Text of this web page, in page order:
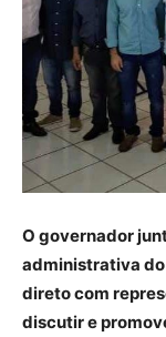
O governador
administrativa
direto com
discutir e